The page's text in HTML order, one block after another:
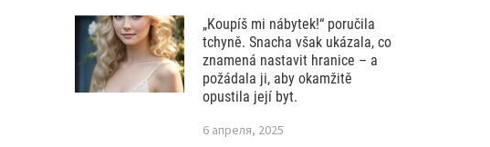
„Koupíš mi nábytek!“ poručila
tchyně. Snacha však ukázala, co
znamená nastavit hranice – a
požádala ji, aby okamžitě
opustila její byt.
6 апреля, 2025